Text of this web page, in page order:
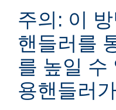
주의: 이
핸들러를
를 높일 수
용핸들러